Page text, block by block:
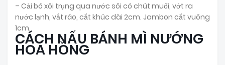
– Cải bó xôi trụng qua nước sôi có chút muối, vớt ra
nước lạnh, vắt ráo, cắt khúc dài 2cm. Jambon cắt vuông
1cm.
CÁCH NẤU BÁNH MÌ NƯỚNG
HOA HỒNG